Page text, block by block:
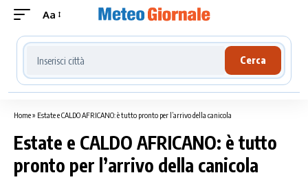
Aa
Cerca località meteo
Cerca
Home» Estate e CALDO AFRICANO: è tutto pronto per l’arrivo della canicola
Estate e CALDO AFRICANO: è tutto
pronto per l’arrivo della canicola